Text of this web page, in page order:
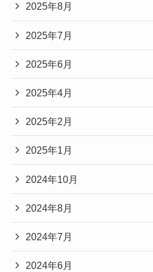
2025年8月
2025年7月
2025年6月
2025年4月
2025年2月
2025年1月
2024年10月
2024年8月
2024年7月
2024年6月